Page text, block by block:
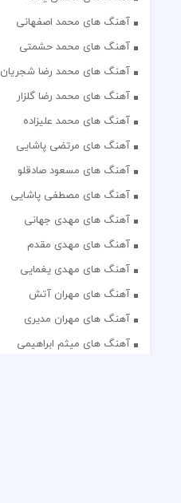
آهنگ های محمد اصفهانی
آهنگ های محمد حشمتی
آهنگ های محمد رضا شجریان
آهنگ های محمد رضا گلزار
آهنگ های محمد علیزاده
آهنگ های مرتضی پاشایی
آهنگ های مسعود صادقلو
آهنگ های مصطفی پاشایی
آهنگ های مهدی جهانی
آهنگ های مهدی مقدم
آهنگ های مهدی یغمایی
آهنگ های مهران آتش
آهنگ های مهران مدیری
آهنگ های میثم ابراهیمی